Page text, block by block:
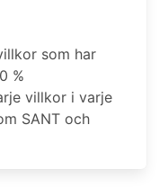
som har
%
villkor i varje
SANT och